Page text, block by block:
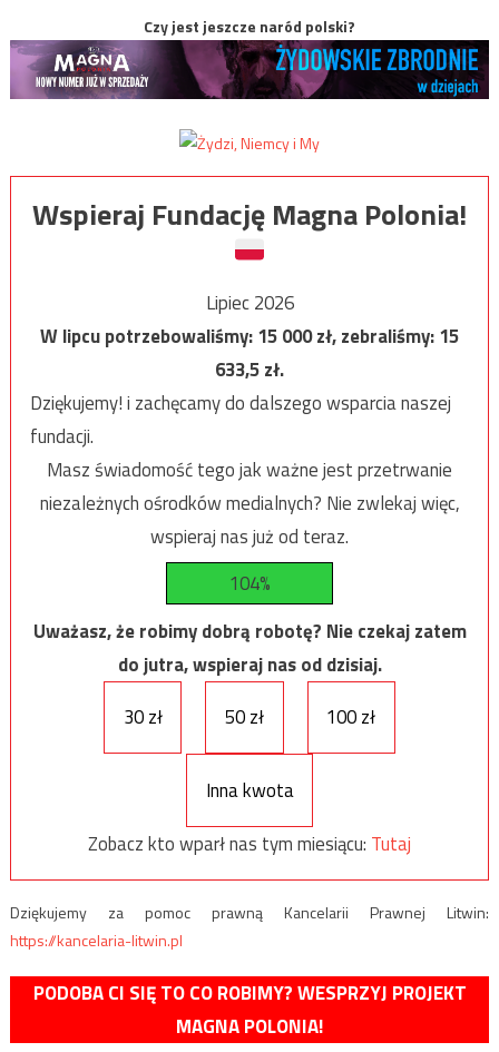
Czy jest jeszcze naród polski?
Wspieraj Fundację Magna Polonia!
Lipiec 2026
W lipcu potrzebowaliśmy:15 000zł, zebraliśmy:15
633,5zł.
Dziękujemy! i zachęcamy do dalszego wsparcia naszej
fundacji.
Masz świadomość tego jak ważne jest przetrwanie
niezależnych ośrodków medialnych? Nie zwlekaj więc,
wspieraj nas już od teraz.
104%
Uważasz, że robimy dobrą robotę? Nie czekaj zatem
do jutra, wspieraj nas od dzisiaj.
30 zł
50 zł 100 zł
Inna kwota
Zobacz kto wparł nas tym miesiącu: Tutaj
Dziękujemy za pomoc prawną Kancelarii Prawnej Litwin:
https://kancelaria-litwin.pl
PODOBA CI SIĘ TO CO ROBIMY? WESPRZYJ PROJEKT
MAGNA POLONIA!